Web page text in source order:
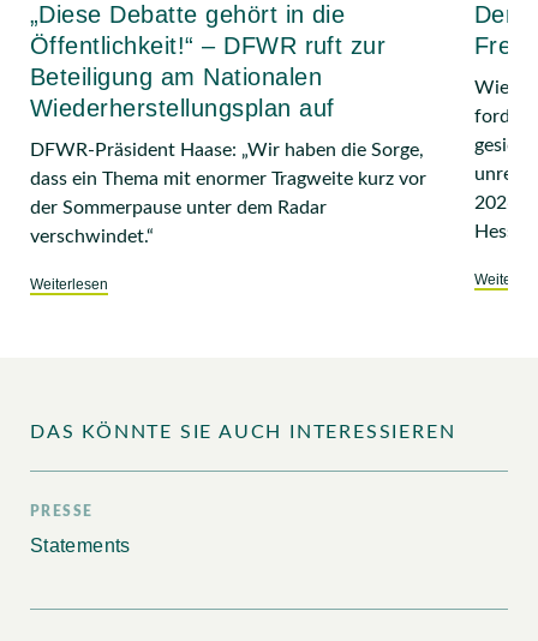
„Diese Debatte gehört in die
Öffentlichkeit!“ – DFWR ruft zur
Beteiligung am Nationalen
Wiederherstellungsplan auf
DFWR-Präsident Haase: „Wir haben die Sorge,
dass ein Thema mit enormer Tragweite kurz vor
der Sommerpause unter dem Radar
verschwindet.“
Weiterlesen
Der
fordert
2026 –
DAS KÖNNTE SIE AUCH INTERESSIEREN
PRESSE
Statements